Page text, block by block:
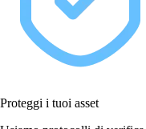
Proteggi i tuoi asset